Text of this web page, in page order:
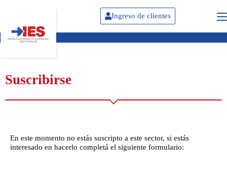
Ingreso de clientes
Suscribirse
En este momento no estás suscripto a este sector, si estás
interesado en hacerlo completá el siguiente formulario: